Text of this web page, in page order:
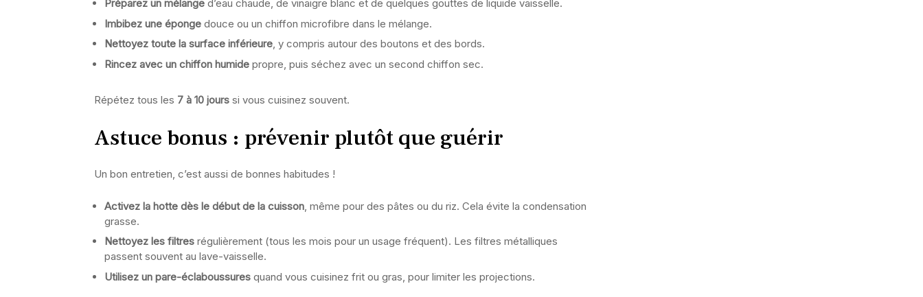
Préparez un mélange d’eau chaude, de vinaigre blanc et de quelques gouttes de liquide vaisselle.
Imbibez une éponge douce ou un chiffon microfibre dans le mélange.
Nettoyez toute la surface inférieure, y compris autour des boutons et des bords.
Rincez avec un chiffon humide propre, puis séchez avec un second chiffon sec.
Répétez tous les 7 à 10 jours si vous cuisinez souvent.
Astuce bonus : prévenir plutôt que guérir
Un bon entretien, c’est aussi de bonnes habitudes !
Activez la hotte dès le début de la cuisson , même pour des pâtes ou du riz. Cela évite la condensation
grasse.
Nettoyez les filtres régulièrement (tous les mois pour un usage fréquent). Les filtres métalliques
passent souvent au lave-vaisselle.
Utilisez un pare-éclaboussures quand vous cuisinez frit ou gras, pour limiter les projections.